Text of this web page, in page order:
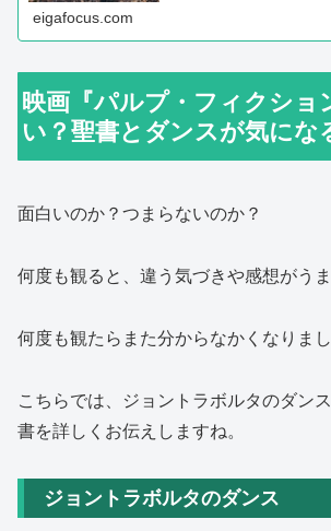
eigafocus.com
映画『パルプ・フィクショ
い？聖書とダンスが気にな
面白いのか？つまらないのか？
何度も観ると、違う気づきや感想がうま
何度も観たらまた分からなかくなりまし
こちらでは、ジョントラボルタのダン
書を詳しくお伝えしますね。
ジョントラボルタのダンス